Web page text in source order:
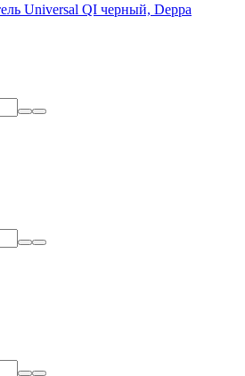
Universal QI черный, Deppa